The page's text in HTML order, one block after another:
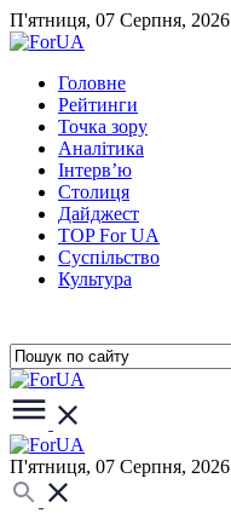
П'ятниця, 07 Серпня, 2026
Головне
Рейтинги
Точка зору
Аналітика
Інтерв’ю
Столиця
Дайджест
TOP For UA
Суспiльство
Культура
П'ятниця, 07 Серпня, 2026